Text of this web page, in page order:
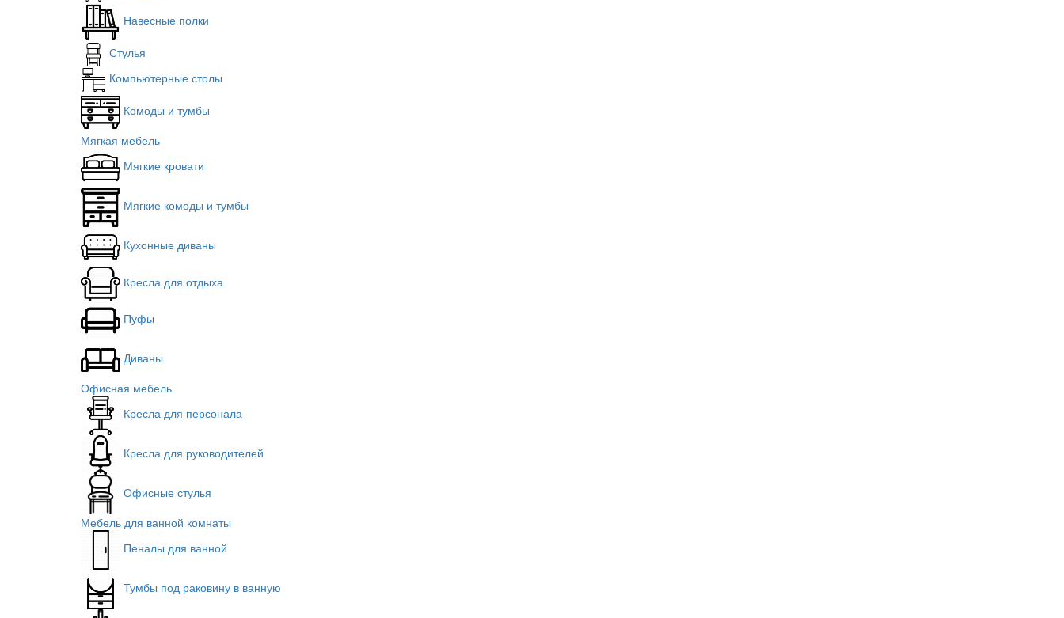
Навесные полки
Стулья
Компьютерные столы
Комоды и тумбы
Мягкая мебель
Мягкие кровати
Мягкие комоды и тумбы
Кухонные диваны
Кресла для отдыха
Пуфы
Диваны
Офисная мебель
Кресла для персонала
Кресла для руководителей
Офисные стулья
Мебель для ванной комнаты
Пеналы для ванной
Тумбы под раковину в ванную